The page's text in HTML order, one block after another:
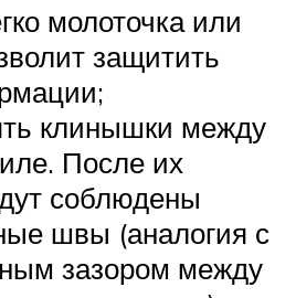
молоточка или
защитить
клинышки между
После их
соблюдены
швы (аналогия с
зазором между